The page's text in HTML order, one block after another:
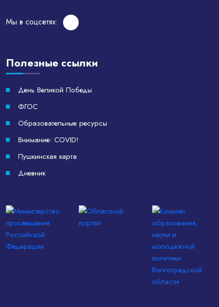
Мы в соцсетях:
Полезные ссылки
День Великой Победы
ФГОС
Образовательные ресурсы
Внимание: COVID!
Пушкинская карта
Дневник